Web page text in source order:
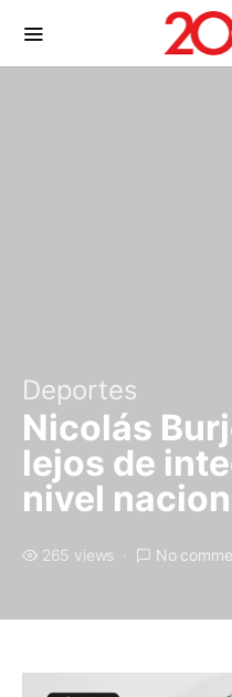
Deportes
Nicolás
lejos de
nivel
265 views No